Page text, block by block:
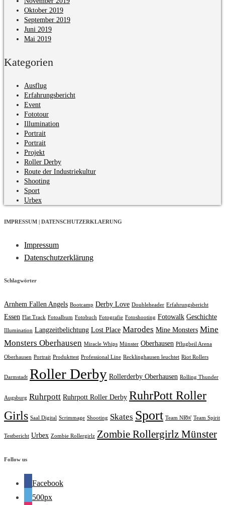
Oktober 2019
September 2019
Juni 2019
Mai 2019
Kategorien
Ausflug
Erfahrungsbericht
Event
Fototour
Illumination
Portrait
Portrait
Projekt
Roller Derby
Route der Industriekultur
Shooting
Sport
Urbex
IMPRESSUM | DATENSCHUTZERKLAERUNG
Impressum
Datenschutzerklärung
Schlagwörter
Arnhem Fallen Angels Bootcamp Derby Love Doubleheader Erfahrungsbericht
Essen Flat Track Fotoalbum Fotobuch Fotografie Fotoshooting Fotowalk Geschichte
Illumination Langzeitbelichtung Lost Place Marodes Mine Monsters Mine
Monsters Oberhausen Miracle Whips Münster Oberhausen Pflugbeil Arena
Oberhausen Portrait Produkttest Professional Line Recklinghausen leuchtet Riot Rollers
Darmstadt Roller Derby Rollerderby Oberhausen Rolling Thunder
Augsburg Ruhrpott Ruhrpott Roller Derby RuhrPott Roller
Girls Saal Digital Scrimmage Shooting Skates Sport Team NRW Team Spirit
Testbericht Urbex Zombie Rollergirlz Zombie Rollergirlz Münster
Follow us
Facebook
500px